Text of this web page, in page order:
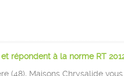
répondent à la norme RT
(48), Maisons Chrysalide